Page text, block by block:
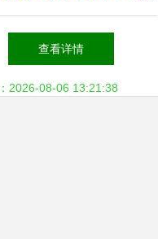
无线传输系统工业设计
货物仓储服务优化路
查看详情
2026-08-06 13:21:38